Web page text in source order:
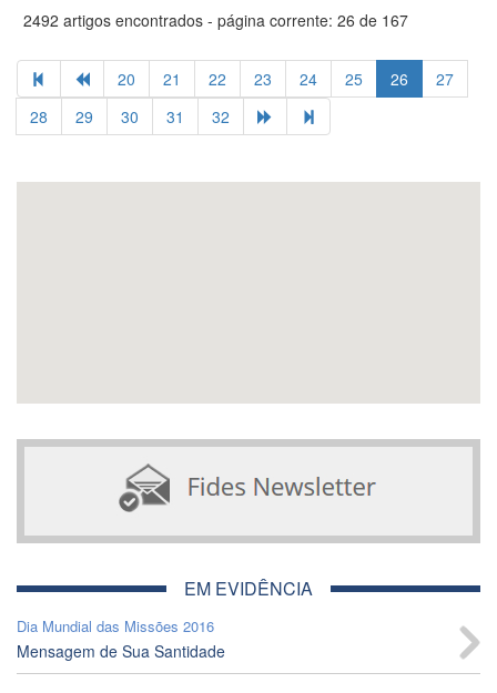
2492 artigos encontrados - página corrente: 26 de 167
20 21 22 23 24 25 26
27
28
29 30 31 32
EM EVIDÊNCIA
Dia Mundial das Missões 2016
Mensagem de Sua Santidade